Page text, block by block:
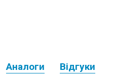
Аналоги Відгуки